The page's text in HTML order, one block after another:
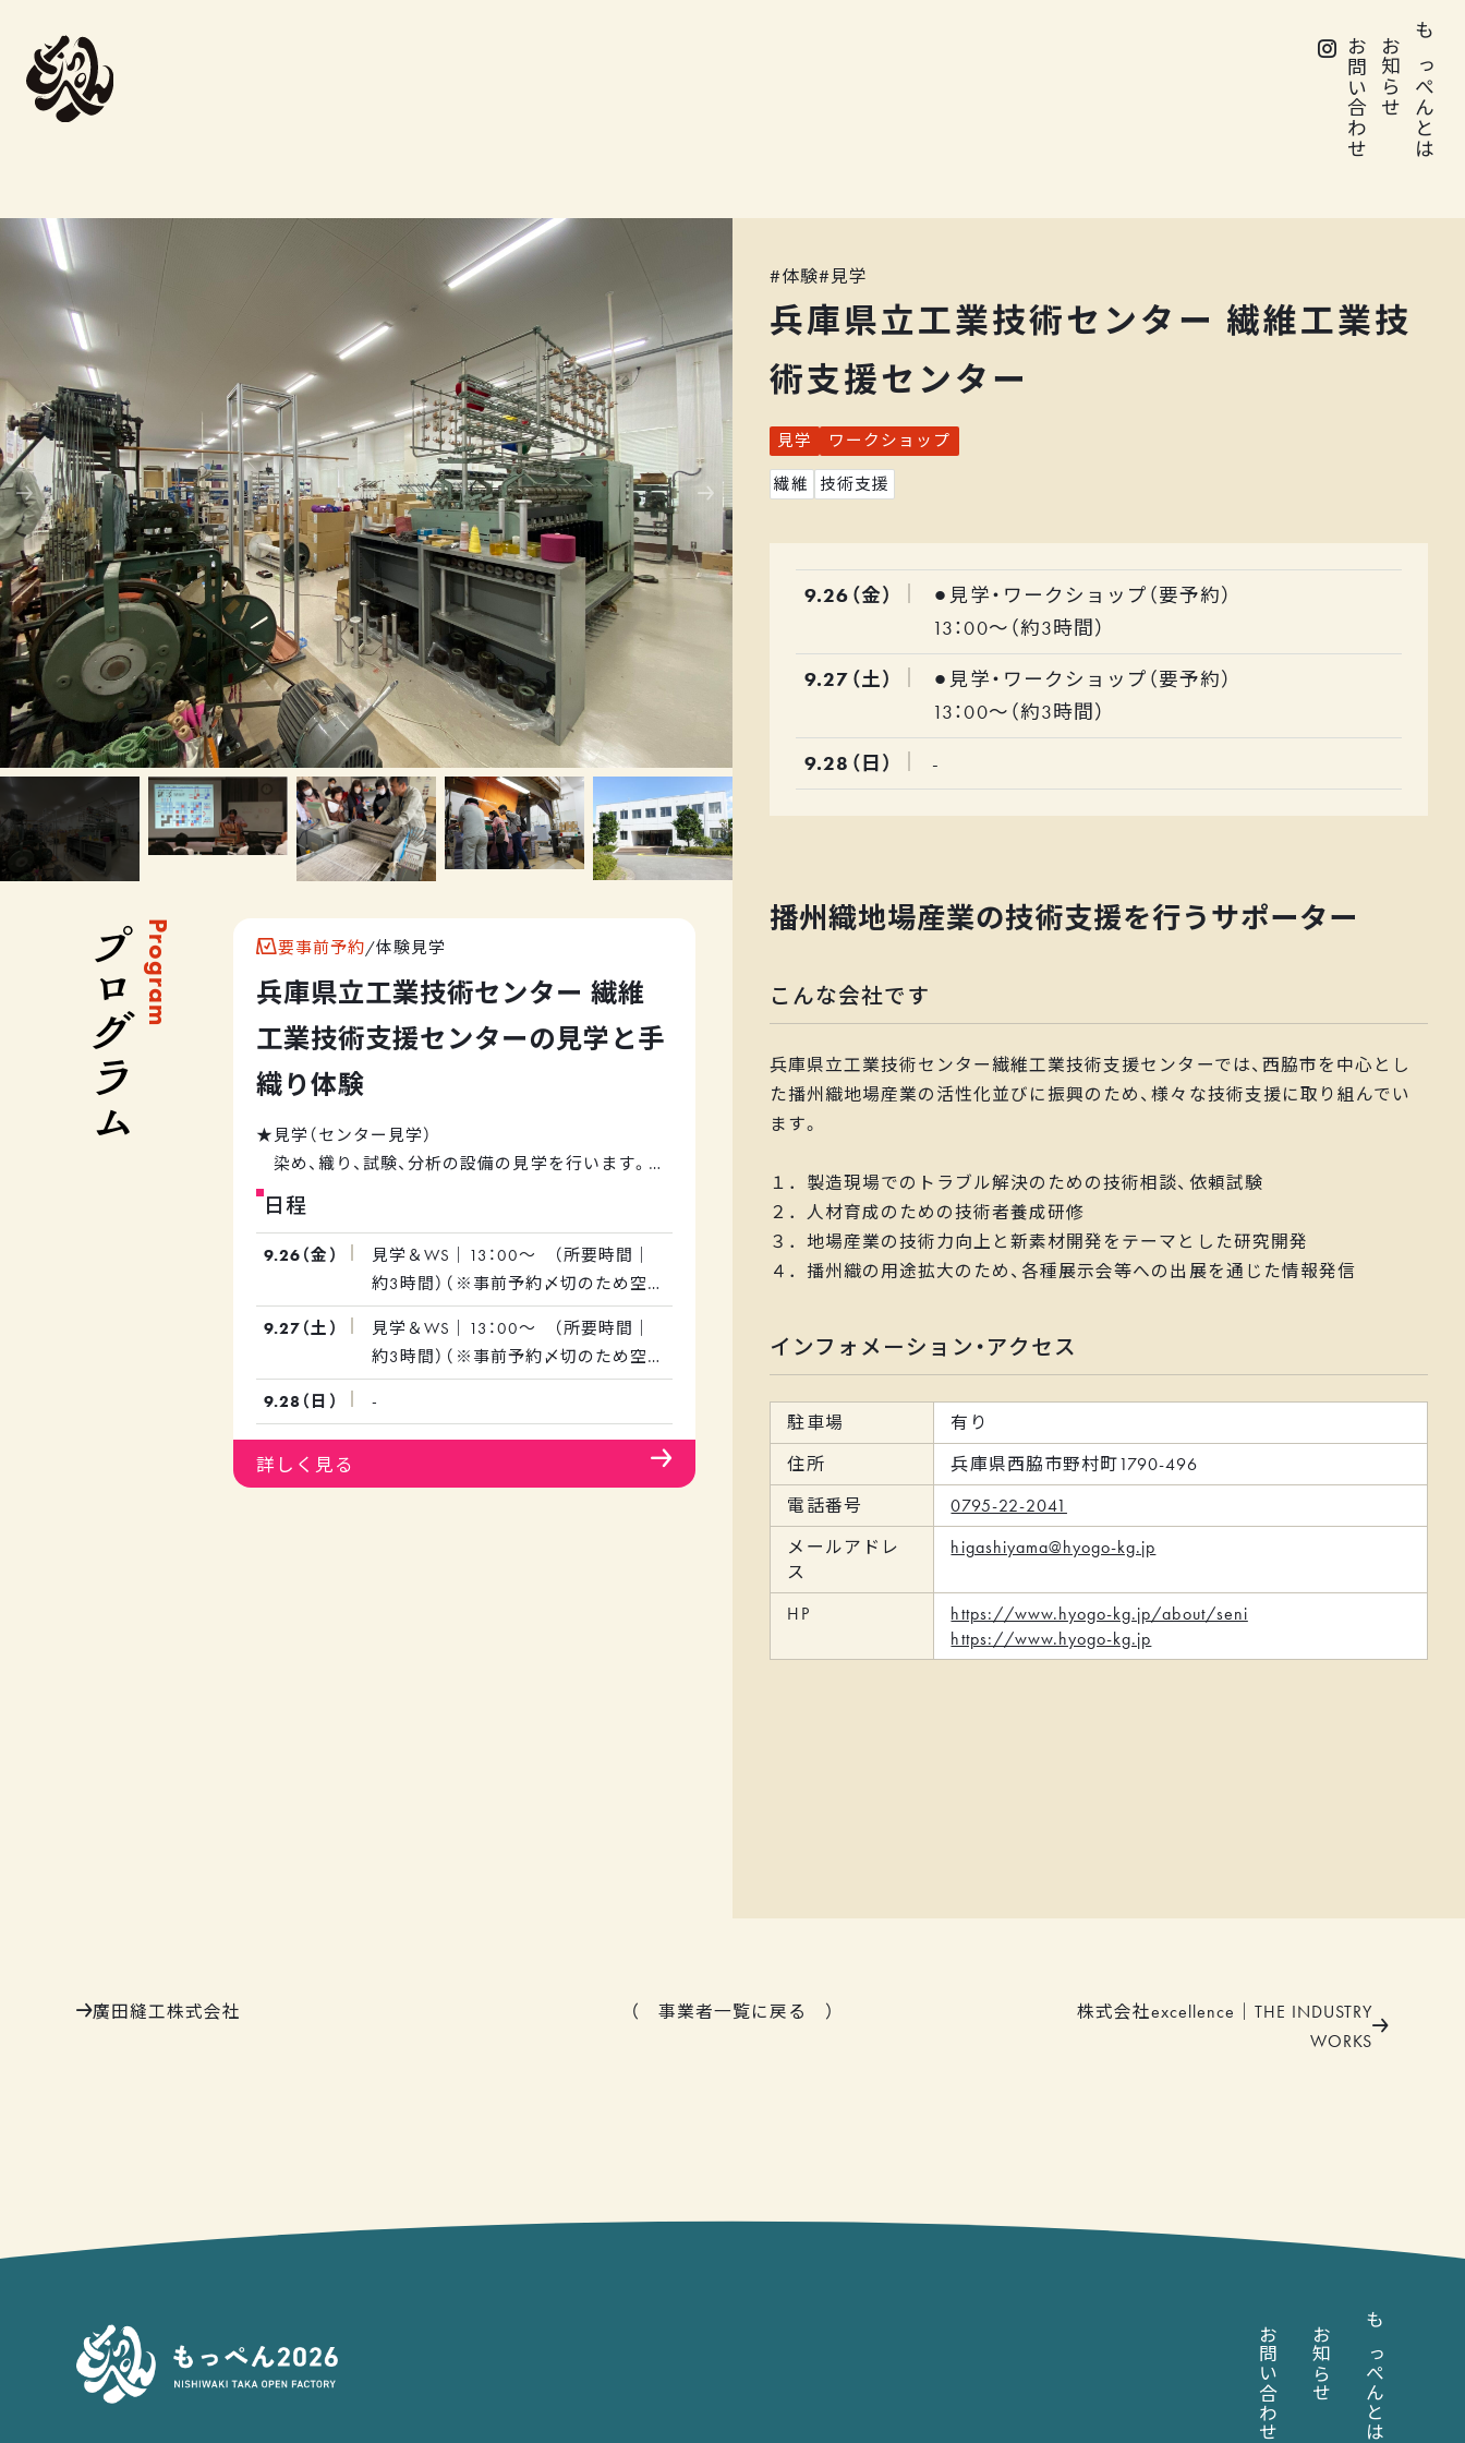
もっぺんとは
お知らせ
お問い合わせ
Program 要事前予約/体験見学
兵庫県立工業技術センター 繊維
工業技術支援センターの見学と手
織り体験
★見学（センター見学）
染め、織り、試験、分析の設備の見学を行います。
★解説（繊維素材と織物組織について）
繊維素材と織物組織について分かりやすく解説し
★織物作成体験
ミニ手織りキットを用いた、手織りの織物作成実習で
日程
9.26（金）
見学＆WS｜13：00～ （所要時間｜
約3時間）（※事前予約〆切のため空
き状況は事業者へ直接お問い合わせ
ください）
9.27（土）
見学＆WS｜13：00～ （所要時間｜
約3時間）（※事前予約〆切のため空
き状況は事業者へ直接お問い合わせ
9.28（日） -
詳しく見る
#体験#見学
兵庫県立工業技術センター 繊維工業技
術支援センター
見学 ワークショップ
繊維 技術支援
9.26（金）
⚫︎見学・ワークショップ（要予約）
13：00～（約3時間）
9.27（土）
⚫︎見学・ワークショップ（要予約）
13：00～（約3時間）
9.28（日） -
播州織地場産業の技術支援を行うサポーター
こんな会社です
兵庫県立工業技術センター繊維工業技術支援センターでは、西脇市を中心とし
た播州織地場産業の活性化並びに振興のため、様々な技術支援に取り組んでい
ます。
１．製造現場でのトラブル解決のための技術相談、依頼試験
２．人材育成のための技術者養成研修
３．地場産業の技術力向上と新素材開発をテーマとした研究開発
４．播州織の用途拡大のため、各種展示会等への出展を通じた情報発信
インフォメーション・アクセス
駐車場
有り
住所
兵庫県西脇市野村町1790-496
電話番号
0795-22-2041
メールアドレ
ス
higashiyama@hyogo-kg.jp
HP
https://www.hyogo-kg.jp/about/seni
https://www.hyogo-kg.jp
廣田縫工株式会社 （ 事業者一覧に戻る ）
株式会社excellence｜THE INDUSTRY
WORKS
もっぺんとは
お知らせ
お問い合わせ